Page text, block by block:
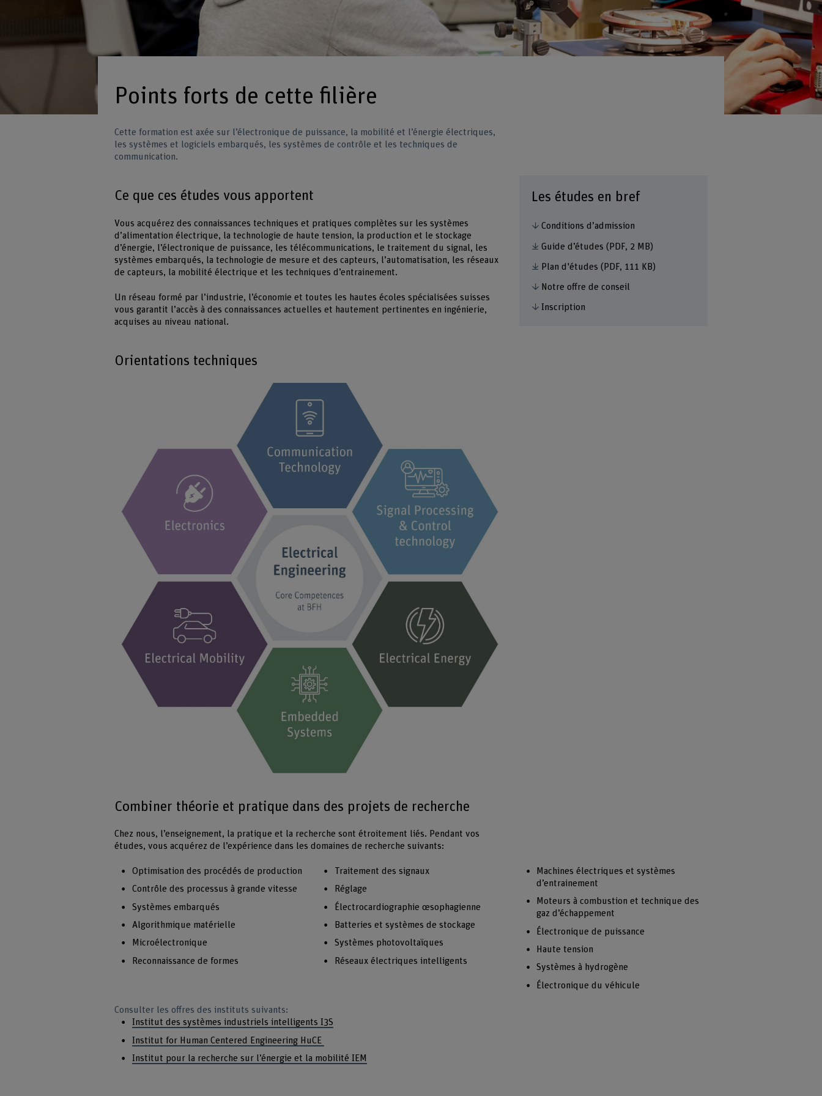
Points forts de cette filière
Cette formation est axée sur l’électronique de puissance, la mobilité et l’énergie électriques,
les systèmes et logiciels embarqués, les systèmes de contrôle et les techniques de
communication.
Ce que ces études vous apportent
Vous acquérez des connaissances techniques et pratiques complètes sur les systèmes
d’alimentation électrique, la technologie de haute tension, la production et le stockage
d’énergie, l’électronique de puissance, les télécommunications, le traitement du signal, les
systèmes embarqués, la technologie de mesure et des capteurs, l’automatisation, les réseaux
de capteurs, la mobilité électrique et les techniques d’entrainement.
Un réseau formé par l’industrie, l’économie et toutes les hautes écoles spécialisées suisses
vous garantit l’accès à des connaissances actuelles et hautement pertinentes en ingénierie,
acquises au niveau national.
Les études en bref
Conditions d’admission
Guide d’études (PDF, 2 MB)
Plan d'études (PDF, 111 KB)
Notre offre de conseil
Inscription
Orientations techniques
Combiner théorie et pratique dans des projets de recherche
Chez nous, l’enseignement, la pratique et la recherche sont étroitement liés. Pendant vos
études, vous acquérez de l’expérience dans les domaines de recherche suivants:
Optimisation des procédés de production
Contrôle des processus à grande vitesse
Systèmes embarqués
Algorithmique matérielle
Microélectronique
Reconnaissance de formes
Traitement des signaux
Réglage
Électrocardiographie œsophagienne
Batteries et systèmes de stockage
Systèmes photovoltaïques
Réseaux électriques intelligents
Machines électriques et systèmes
d’entrainement
Moteurs à combustion et technique des
gaz d’échappement
Électronique de puissance
Haute tension
Systèmes à hydrogène
Électronique du véhicule
Consulter les offres des instituts suivants:
Institut des systèmes industriels intelligents I3S
Institut for Human Centered Engineering HuCE
Institut pour la recherche sur l’énergie et la mobilité IEM